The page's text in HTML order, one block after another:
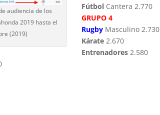
audiencia de los
2019 hasta el
(2019)
Fútbol Cantera 2.770
GRUPO 4
Rugby Masculino 2.730
Kárate 2.670
Entrenadores 2.580